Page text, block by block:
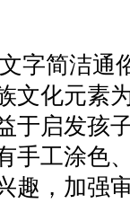
字简洁通
文化元素
于启发孩
手工涂色
趣，加强